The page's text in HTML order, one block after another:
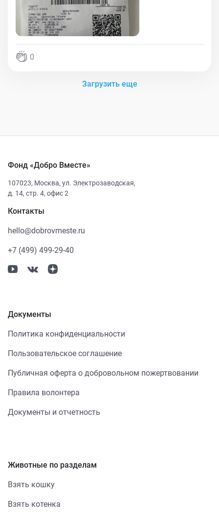
0
Загрузить еще
Фонд «Добро Вместе»
107023, Москва, ул. Электрозаводская,
д. 14, стр. 4, офис 2
Контакты
hello@dobrovmeste.ru
+7 (499) 499-29-40
Документы
Политика конфиденциальности
Пользовательское соглашение
Публичная оферта о добровольном пожертвовании
Правила волонтера
Документы и отчетность
Животные по разделам
Взять кошку
Взять котенка